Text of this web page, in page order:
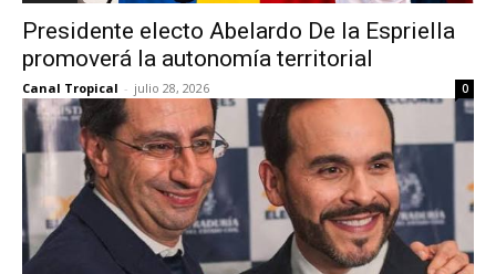
Presidente electo Abelardo De la Espriella
promoverá la autonomía territorial
Canal Tropical - julio 28, 2026 0